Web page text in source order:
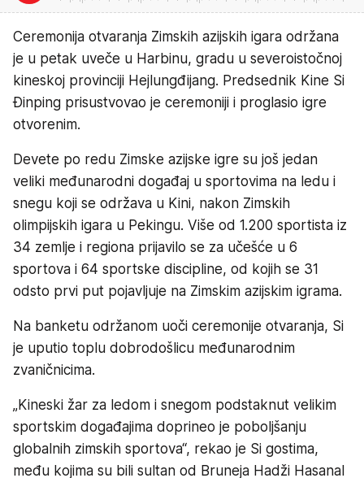
Ceremonija otvaranja Zimskih azijskih igara održana
je u petak uveče u Harbinu, gradu u severoistočnoj
kineskoj provinciji Hejlungđijang. Predsednik Kine Si
Đinping prisustvovao je ceremoniji i proglasio igre
otvorenim.
Devete po redu Zimske azijske igre su još jedan
veliki međunarodni događaj u sportovima na ledu i
snegu koji se održava u Kini, nakon Zimskih
olimpijskih igara u Pekingu. Više od 1.200 sportista iz
34 zemlje i regiona prijavilo se za učešće u 6
sportova i 64 sportske discipline, od kojih se 31
odsto prvi put pojavljuje na Zimskim azijskim igrama.
Na banketu održanom uoči ceremonije otvaranja, Si
je uputio toplu dobrodošlicu međunarodnim
zvaničnicima.
„Kineski žar za ledom i snegom podstaknut velikim
sportskim događajima doprineo je poboljšanju
globalnih zimskih sportova“, rekao je Si gostima,
među kojima su bili sultan od Bruneja Hadži Hasanal